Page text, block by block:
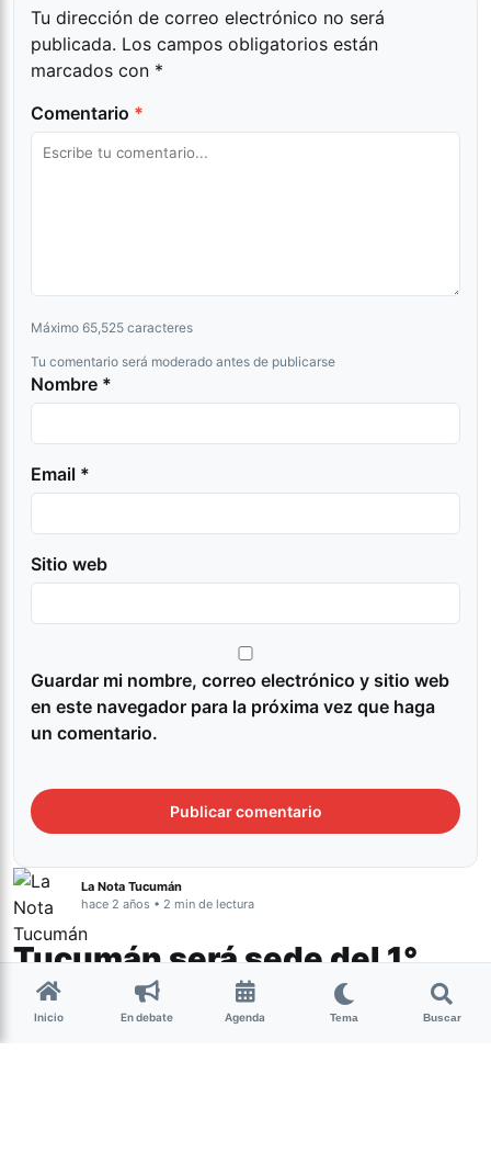
Tu dirección de correo electrónico no será
publicada. Los campos obligatorios están
marcados con *
Comentario *
Máximo 65,525 caracteres
Tu comentario será moderado antes de publicarse
Nombre *
Email *
Sitio web
Guardar mi nombre, correo electrónico y sitio web
en este navegador para la próxima vez que haga
un comentario.
La Nota Tucumán
hace 2 años • 2 min de lectura
Tucumán será sede del 1°
Congreso Nacional de
Danzas
Inicio En debate Agenda Tema Buscar